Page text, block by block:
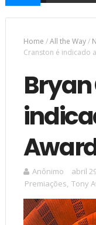
Home /All the Way/
Cranston é indicado
Anônimo abril
Premiações, Tony